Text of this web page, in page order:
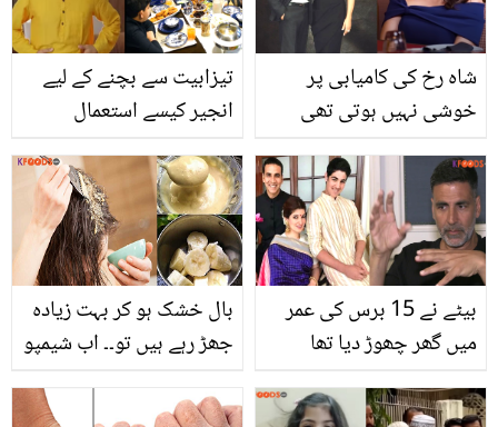
تیزابیت سے بچنے کے لیے
انجیر کیسے استعمال
کریں؟ افطار کے بعد متلی
اور پیٹ درد سے بچنے کے
لیے ماہرین کے مفید مشورے
شاہ رخ کی کامیابی پر
خوشی نہیں ہوتی تھی
بلکہ.. محبت کا دم بھرنے
والی گوری خان، شوہر کی
ناکامی کی دعا کیوں
مانگتی تھیں؟
بال خشک ہو کر بہت زیادہ
جھڑ رہے ہیں تو۔۔ اب شیمپو
چھوڑیں اور صرف کیلے سے
گھر پر کریں مہنگا ٹریٹمنٹ،
بیٹے نے 15 برس کی عمر
میں گھر چھوڑ دیا تھا
کیونکہ.. ہمیشہ خوش نظر
آنے والے اکشے کمار نے نجی